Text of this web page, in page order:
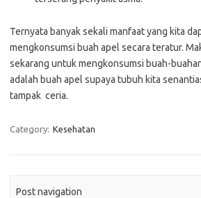
Ternyata banyak sekali manfaat yang kita
mengkonsumsi buah apel secara teratur.
sekarang untuk mengkonsumsi buah-
adalah buah apel supaya tubuh kita
tampak ceria.
Category: Kesehatan
Post navigation